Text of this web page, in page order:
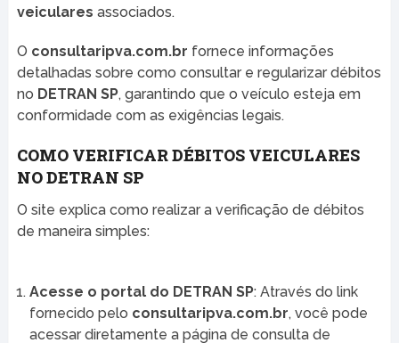
veiculares associados.
O consultaripva.com.br fornece informações
detalhadas sobre como consultar e regularizar débitos
no DETRAN SP, garantindo que o veículo esteja em
conformidade com as exigências legais.
COMO VERIFICAR DÉBITOS VEICULARES
NO DETRAN SP
O site explica como realizar a verificação de débitos
de maneira simples:
Acesse o portal do DETRAN SP: Através do link
fornecido pelo consultaripva.com.br, você pode
acessar diretamente a página de consulta de